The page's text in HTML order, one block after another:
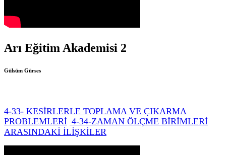
Arı Eğitim Akademisi 2
Gülsüm Gürses
4-33- KESİRLERLE TOPLAMA VE ÇIKARMA
PROBLEMLERİ 4-34-ZAMAN ÖLÇME BİRİMLERİ
ARASINDAKİ İLİŞKİLER